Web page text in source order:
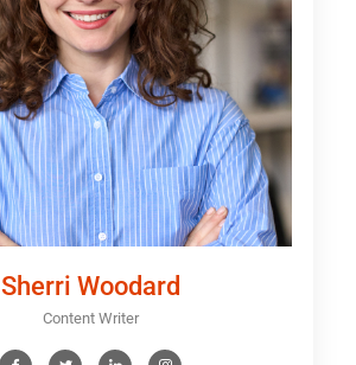
Sherri Woodard
Content Writer